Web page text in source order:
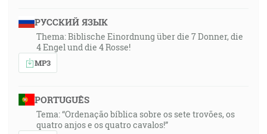
РУССКИЙ ЯЗЫК
Thema: Biblische Einordnung über die 7 Donner, die
4 Engel und die 4 Rosse!
MP3
PORTUGUÊS
Tema: “Ordenação bíblica sobre os sete trovões, os
quatro anjos e os quatro cavalos!”